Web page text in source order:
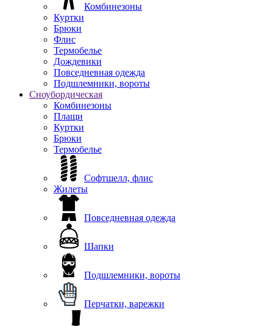
Комбинезоны
Куртки
Брюки
Флис
Термобелье
Дождевики
Повседневная одежда
Подшлемники, вороты
Сноубордическая
Комбинезоны
Плащи
Куртки
Брюки
Термобелье
Софтшелл, флис
Жилеты
Повседневная одежда
Шапки
Подшлемники, вороты
Перчатки, варежки